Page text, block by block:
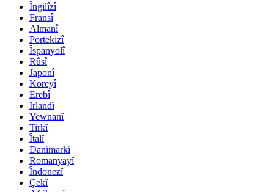
Îngilîzî
Fransî
Almanî
Portekizî
Îspanyolî
Rûsî
Japonî
Koreyî
Erebî
Irlandî
Yewnanî
Tirkî
Îtalî
Danîmarkî
Romanyayî
Îndonezî
Çekî